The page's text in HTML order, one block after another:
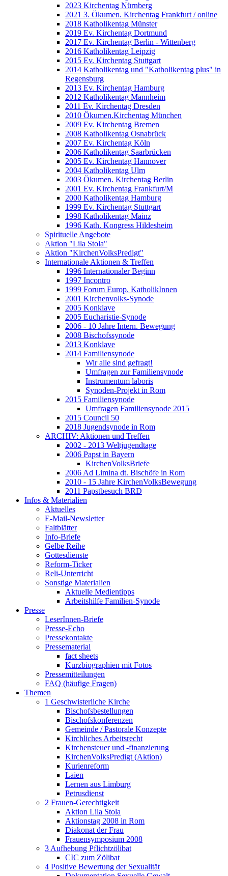
2023 Kirchentag Nürnberg
2021 3. Ökumen. Kirchentag Frankfurt / online
2018 Katholikentag Münster
2019 Ev. Kirchentag Dortmund
2017 Ev. Kirchentag Berlin - Wittenberg
2016 Katholikentag Leipzig
2015 Ev. Kirchentag Stuttgart
2014 Katholikentag und "Katholikentag plus" in
Regensburg
2013 Ev. Kirchentag Hamburg
2012 Katholikentag Mannheim
2011 Ev. Kirchentag Dresden
2010 Ökumen.Kirchentag München
2009 Ev. Kirchentag Bremen
2008 Katholikentag Osnabrück
2007 Ev. Kirchentag Köln
2006 Katholikentag Saarbrücken
2005 Ev. Kirchentag Hannover
2004 Katholikentag Ulm
2003 Ökumen. Kirchentag Berlin
2001 Ev. Kirchentag Frankfurt/M
2000 Katholikentag Hamburg
1999 Ev. Kirchentag Stuttgart
1998 Katholikentag Mainz
1996 Kath. Kongress Hildesheim
Spirituelle Angebote
Aktion "Lila Stola"
Aktion "KirchenVolksPredigt"
Internationale Aktionen & Treffen
1996 Internationaler Beginn
1997 Incontro
1999 Forum Europ. KatholikInnen
2001 Kirchenvolks-Synode
2005 Konklave
2005 Eucharistie-Synode
2006 - 10 Jahre Intern. Bewegung
2008 Bischofssynode
2013 Konklave
2014 Familiensynode
Wir alle sind gefragt!
Umfragen zur Familiensynode
Instrumentum laboris
Synoden-Projekt in Rom
2015 Familiensynode
Umfragen Familiensynode 2015
2015 Council 50
2018 Jugendsynode in Rom
ARCHIV: Aktionen und Treffen
2002 - 2013 Weltjugendtage
2006 Papst in Bayern
KirchenVolksBriefe
2006 Ad Limina dt. Bischöfe in Rom
2010 - 15 Jahre KirchenVolksBewegung
2011 Papstbesuch BRD
Infos & Materialien
Aktuelles
E-Mail-Newsletter
Faltblätter
Info-Briefe
Gelbe Reihe
Gottesdienste
Reform-Ticker
Reli-Unterricht
Sonstige Materialien
Aktuelle Medientipps
Arbeitshilfe Familien-Synode
Presse
LeserInnen-Briefe
Presse-Echo
Pressekontakte
Pressematerial
fact sheets
Kurzbiographien mit Fotos
Pressemitteilungen
FAQ (häufige Fragen)
Themen
1 Geschwisterliche Kirche
Bischofsbestellungen
Bischofskonferenzen
Gemeinde / Pastorale Konzepte
Kirchliches Arbeitsrecht
Kirchensteuer und -finanzierung
KirchenVolksPredigt (Aktion)
Kurienreform
Laien
Lernen aus Limburg
Petrusdienst
2 Frauen-Gerechtigkeit
Aktion Lila Stola
Aktionstag 2008 in Rom
Diakonat der Frau
Frauensymposium 2008
3 Aufhebung Pflichtzölibat
CIC zum Zölibat
4 Positive Bewertung der Sexualität